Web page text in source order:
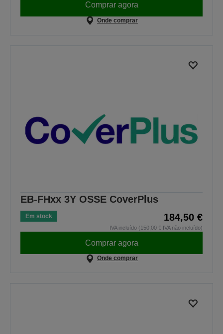
Comprar agora
Onde comprar
EB-FHxx 3Y OSSE CoverPlus
Em stock 184,50 €
IVA incluído (150,00 € IVA não incluído)
Comprar agora
Onde comprar